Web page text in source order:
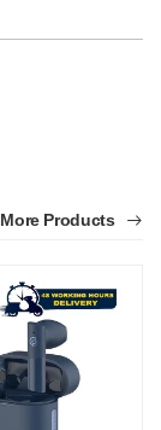
More Products